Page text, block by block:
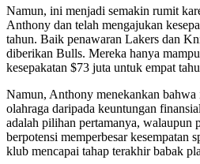
Namun, ini menjadi semakin rumit
Anthony dan telah mengajukan
tahun. Baik penawaran Lakers dan
diberikan Bulls. Mereka hanya
kesepakatan $73 juta untuk empat
Namun, Anthony menekankan bahwa
olahraga daripada keuntungan
adalah pilihan pertamanya, walaupun
berpotensi memperbesar kesempatan
klub mencapai tahap terakhir babak